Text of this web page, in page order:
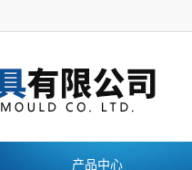
产品中心